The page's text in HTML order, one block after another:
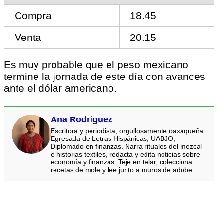
Compra
18.45
Venta
20.15
Es muy probable que el peso mexicano
termine la jornada de este día con avances
ante el dólar americano.
Ana Rodriguez
Escritora y periodista, orgullosamente oaxaqueña.
Egresada de Letras Hispánicas, UABJO,
Diplomado en finanzas. Narra rituales del mezcal
e historias textiles, redacta y edita noticias sobre
economía y finanzas. Teje en telar, colecciona
recetas de mole y lee junto a muros de adobe.